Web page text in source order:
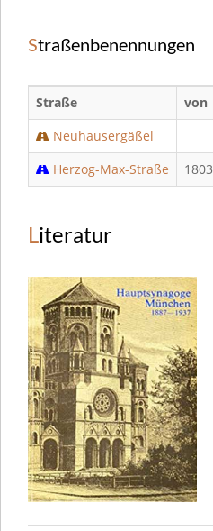
Straßenbenennungen
Straße von
Neuhausergäßel
Herzog-Max-Straße
1803
Literatur